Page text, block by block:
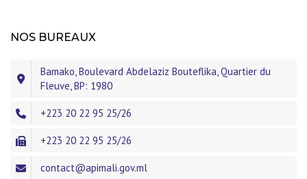
NOS BUREAUX
Bamako, Boulevard Abdelaziz Bouteflika, Quartier du
Fleuve, BP: 1980
+223 20 22 95 25/26
+223 20 22 95 25/26
contact@apimali.gov.ml